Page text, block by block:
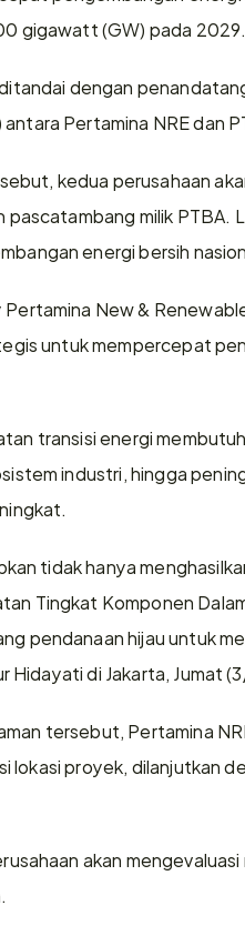
gigawatt (GW) pada 2029.
dengan
Pertamina NRE dan
kedua perusahaan
pascatambang milik
energi bersih
New &
untuk mempercepat
transisi energi
industri, hingga
tidak hanya
Tingkat Komponen
pendanaan hijau untuk
Hidayati di Jakarta, Jumat
tersebut, Pertamina
lokasi proyek, dilanjutkan
akan